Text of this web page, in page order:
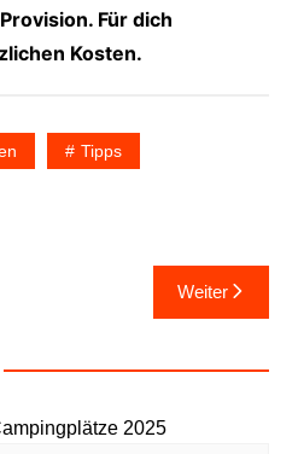
Für dich
Kosten.
Tipps
Weiter